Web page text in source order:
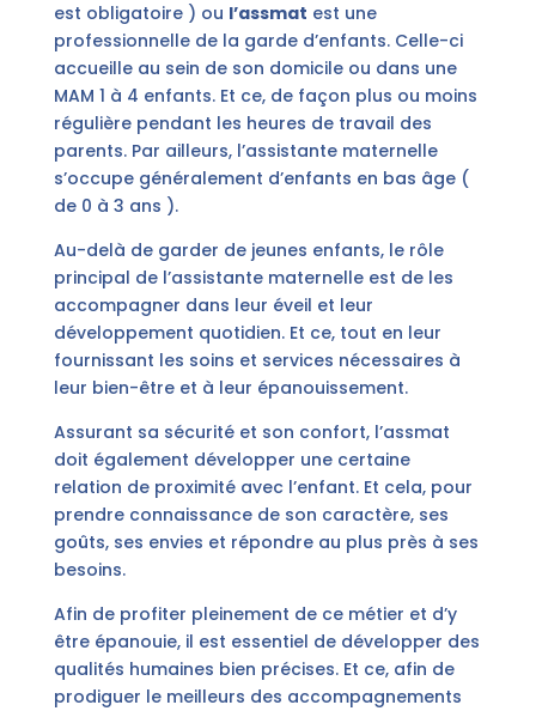
est obligatoire ) ou l’assmat est une
professionnelle de la garde d’enfants. Celle-ci
accueille au sein de son domicile ou dans une
MAM 1 à 4 enfants. Et ce, de façon plus ou moins
régulière pendant les heures de travail des
parents. Par ailleurs, l’assistante maternelle
s’occupe généralement d’enfants en bas âge (
de 0 à 3 ans ).
Au-delà de garder de jeunes enfants, le rôle
principal de l’assistante maternelle est de les
accompagner dans leur éveil et leur
développement quotidien. Et ce, tout en leur
fournissant les soins et services nécessaires à
leur bien-être et à leur épanouissement.
Assurant sa sécurité et son confort, l’assmat
doit également développer une certaine
relation de proximité avec l’enfant. Et cela, pour
prendre connaissance de son caractère, ses
goûts, ses envies et répondre au plus près à ses
besoins.
Afin de profiter pleinement de ce métier et d’y
être épanouie, il est essentiel de développer des
qualités humaines bien précises. Et ce, afin de
prodiguer le meilleurs des accompagnements